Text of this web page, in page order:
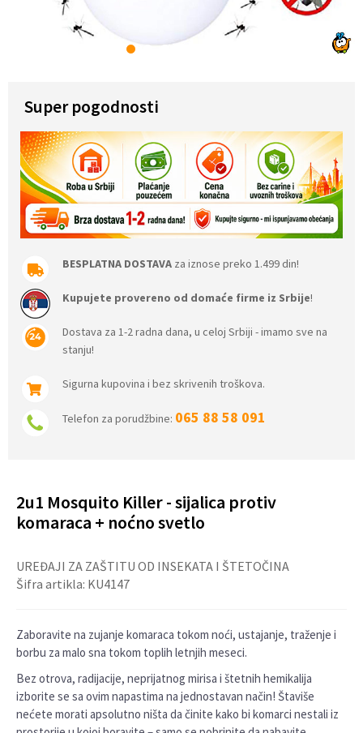
1 2 3
Super pogodnosti
BESPLATNA DOSTAVA za iznose preko 1.499 din!
Kupujete provereno od domaće firme iz Srbije!
Dostava za 1-2 radna dana, u celoj Srbiji - imamo sve na
stanju!
Sigurna kupovina i bez skrivenih troškova.
Telefon za porudžbine: 065 88 58 091
2u1 Mosquito Killer - sijalica protiv
komaraca + noćno svetlo
UREĐAJI ZA ZAŠTITU OD INSEKATA I ŠTETOČINA
Šifra artikla: KU4147
Zaboravite na zujanje komaraca tokom noći, ustajanje, traženje i
borbu za malo sna tokom toplih letnjih meseci.
Bez otrova, radijacije, neprijatnog mirisa i štetnih hemikalija
izborite se sa ovim napastima na jednostavan način! Štaviše
nećete morati apsolutno ništa da činite kako bi komarci nestali iz